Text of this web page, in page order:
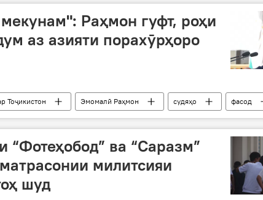
Раҳмон гуфт, роҳи
аз азияти порахӯрҳоро
Тоҷикистон Эмомалӣ Раҳмон судяҳо
фасод
“Фотеҳобод” ва “Саразм”
милитсияи
шуд